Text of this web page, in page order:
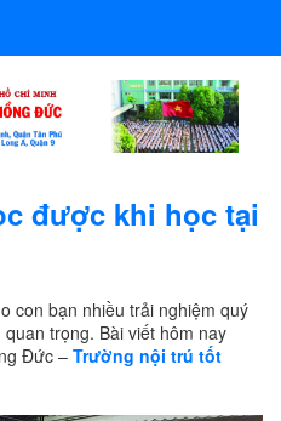
được khi học tại
con bạn nhiều trải nghiệm quý
trọng. Bài viết hôm nay
Đức – Trường nội trú tốt